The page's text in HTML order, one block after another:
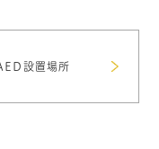
設置場所